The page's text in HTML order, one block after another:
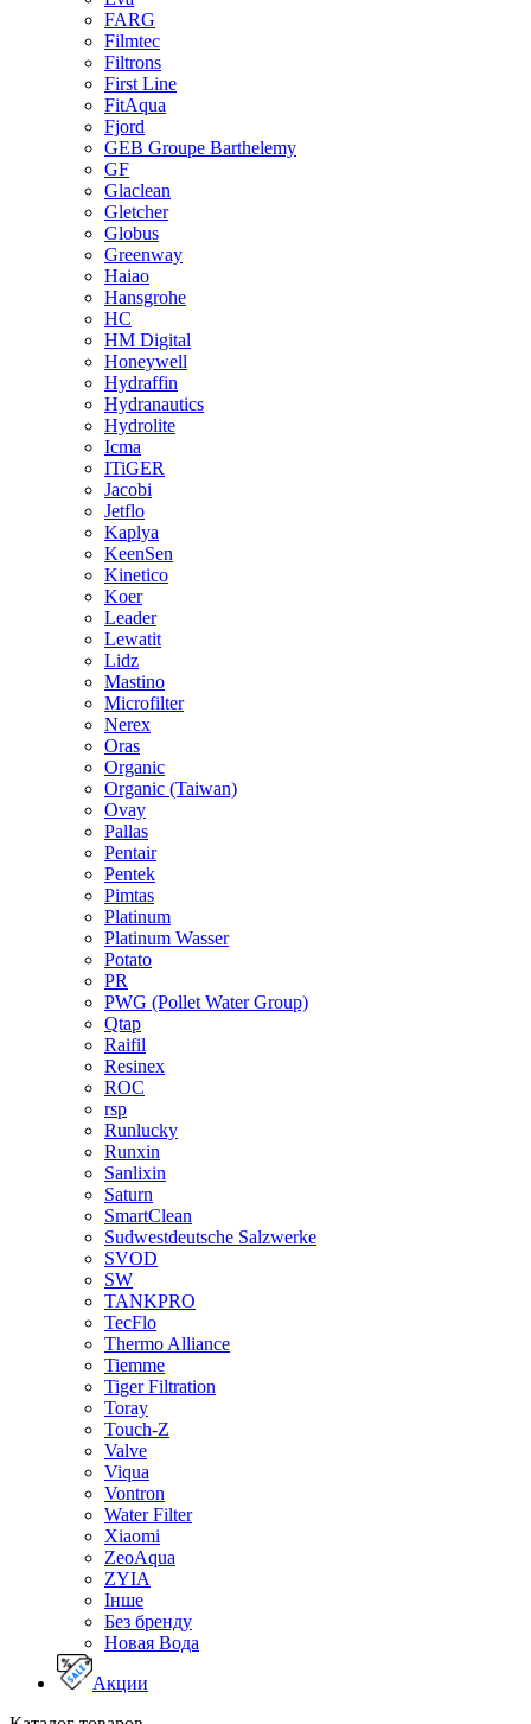
FARG
Filmtec
Filtrons
First Line
FitAqua
Fjord
GEB Groupe Barthelemy
GF
Glaclean
Gletcher
Globus
Greenway
Haiao
Hansgrohe
HC
HM Digital
Honeywell
Hydraffin
Hydranautics
Hydrolite
Icma
ITiGER
Jacobi
Jetflo
Kaplya
KeenSen
Kinetico
Koer
Leader
Lewatit
Lidz
Mastino
Microfilter
Nerex
Oras
Organic
Organic (Taiwan)
Ovay
Pallas
Pentair
Pentek
Pimtas
Platinum
Platinum Wasser
Potato
PR
PWG (Pollet Water Group)
Qtap
Raifil
Resinex
ROC
rsp
Runlucky
Runxin
Sanlixin
Saturn
SmartClean
Sudwestdeutsche Salzwerke
SVOD
SW
TANKPRO
TecFlo
Thermo Alliance
Tiemme
Tiger Filtration
Toray
Touch-Z
Valve
Viqua
Vontron
Water Filter
Xiaomi
ZeoAqua
ZYIA
Інше
Без бренду
Новая Вода
Акции